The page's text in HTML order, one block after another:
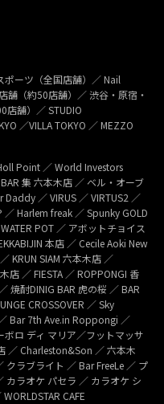
ポーツ（全国店舗）／ Nail
舗（約50店舗）／ 渋谷・原宿・
店舗）／ STUDIO
／VILLA TOKYO ／ MEZZO
Point ／ World Investors
集 六本木店 ／ ベル・オーブ
／ VIRUS ／ VIRTUS2 ／
／ Harlem freak ／ Spunky GOLD
POT ／ アボットチョイス
本店 ／ Cecile Aoki New
KRUN SIAM 六本木店 ／
／ FIESTA ／ ROPPONGI 香
焼酎DINIG BAR 虎の桜 ／ BAR
CROSSOVER ／ Sky
Bar 7th Ave.in Roppongi ／
ボロ ディ マリア／フットマッサ
／ Charleston&Son ／ 六本木
クラブライト ／ Bar FreeLe ／ プ
カラオケ パセラ ／ カラオケ シ
CAFE